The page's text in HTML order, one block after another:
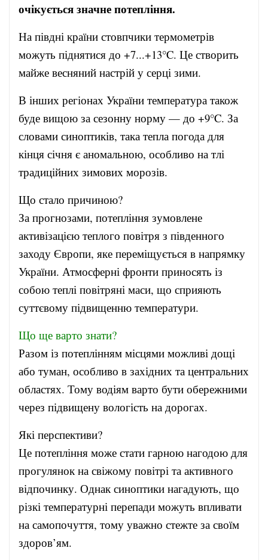
очікується значне потепління.
На півдні країни стовпчики термометрів
можуть піднятися до +7...+13°C. Це створить
майже весняний настрій у серці зими.
В інших регіонах України температура також
буде вищою за сезонну норму — до +9°C. За
словами синоптиків, така тепла погода для
кінця січня є аномальною, особливо на тлі
традиційних зимових морозів.
Що стало причиною?
За прогнозами, потепління зумовлене
активізацією теплого повітря з південного
заходу Європи, яке переміщується в напрямку
України. Атмосферні фронти приносять із
собою теплі повітряні маси, що сприяють
суттєвому підвищенню температури.
Що ще варто знати?
Разом із потеплінням місцями можливі дощі
або туман, особливо в західних та центральних
областях. Тому водіям варто бути обережними
через підвищену вологість на дорогах.
Які перспективи?
Це потепління може стати гарною нагодою для
прогулянок на свіжому повітрі та активного
відпочинку. Однак синоптики нагадують, що
різкі температурні перепади можуть впливати
на самопочуття, тому уважно стежте за своїм
здоров’ям.